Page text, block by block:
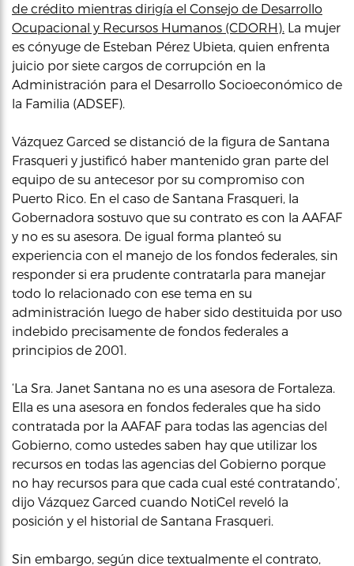
de crédito mientras dirigía el Consejo de Desarrollo
Ocupacional y Recursos Humanos (CDORH). La mujer
es cónyuge de Esteban Pérez Ubieta, quien enfrenta
juicio por siete cargos de corrupción en la
Administración para el Desarrollo Socioeconómico de
la Familia (ADSEF).
Vázquez Garced se distanció de la figura de Santana
Frasqueri y justificó haber mantenido gran parte del
equipo de su antecesor por su compromiso con
Puerto Rico. En el caso de Santana Frasqueri, la
Gobernadora sostuvo que su contrato es con la AAFAF
y no es su asesora. De igual forma planteó su
experiencia con el manejo de los fondos federales, sin
responder si era prudente contratarla para manejar
todo lo relacionado con ese tema en su
administración luego de haber sido destituida por uso
indebido precisamente de fondos federales a
principios de 2001.
‘La Sra. Janet Santana no es una asesora de Fortaleza.
Ella es una asesora en fondos federales que ha sido
contratada por la AAFAF para todas las agencias del
Gobierno, como ustedes saben hay que utilizar los
recursos en todas las agencias del Gobierno porque
no hay recursos para que cada cual esté contratando’,
dijo Vázquez Garced cuando NotiCel reveló la
posición y el historial de Santana Frasqueri.
Sin embargo, según dice textualmente el contrato,